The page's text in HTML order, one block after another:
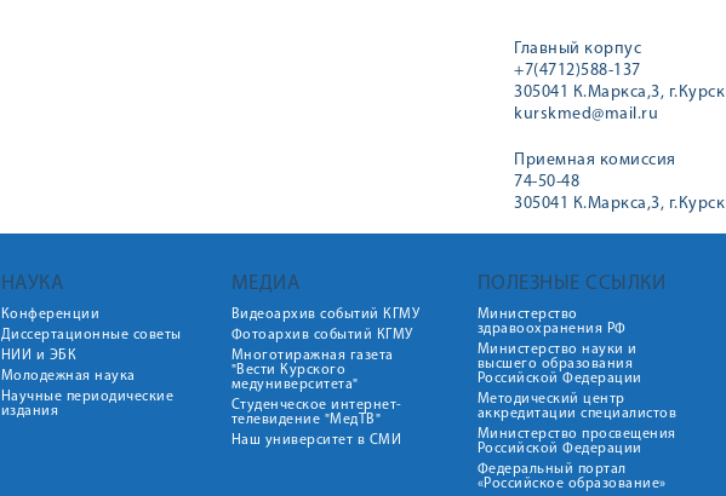
Главный корпус
+7(4712)588-137
305041 К.Маркса,3, г.Курск
kurskmed@mail.ru
Приемная комиссия
74-50-48
305041 К.Маркса,3, г.Курск
НАУКА
Конференции
Диссертационные советы
НИИ и ЭБК
Молодежная наука
Научные периодические
издания
МЕДИА
Видеоархив событий КГМУ
Фотоархив событий КГМУ
Многотиражная газета
"Вести Курского
медуниверситета"
Студенческое интернет-
телевидение "МедТВ"
Наш университет в СМИ
ПОЛЕЗНЫЕ ССЫЛКИ
Министерство
здравоохранения РФ
Министерство науки и
высшего образования
Российской Федерации
Методический центр
аккредитации специалистов
Министерство просвещения
Российской Федерации
Федеральный портал
«Российское образование»